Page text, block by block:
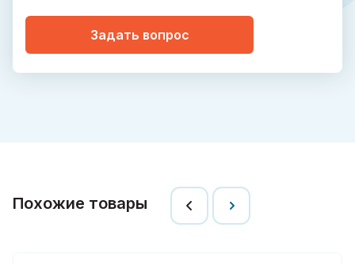
Задать вопрос
Похожие товары